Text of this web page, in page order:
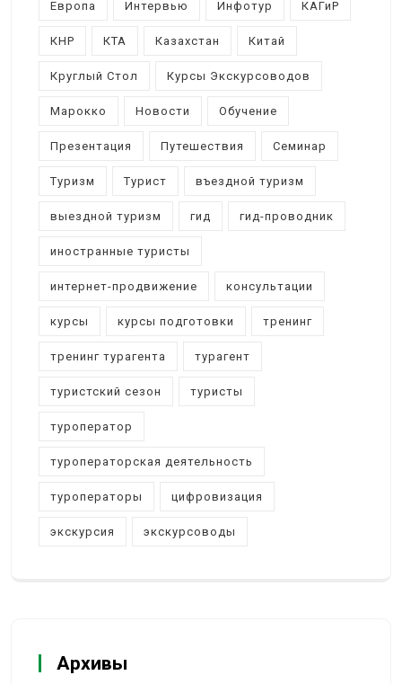
Европа Интервью Инфотур КАГиР
КНР КТА Казахстан Китай
Круглый Стол Курсы Экскурсоводов
Марокко Новости Обучение
Презентация Путешествия Семинар
Туризм Турист въездной туризм
выездной туризм гид гид-проводник
иностранные туристы
интернет-продвижение консультации
курсы курсы подготовки тренинг
тренинг турагента турагент
туристский сезон туристы
туроператор
туроператорская деятельность
туроператоры цифровизация
экскурсия экскурсоводы
Архивы